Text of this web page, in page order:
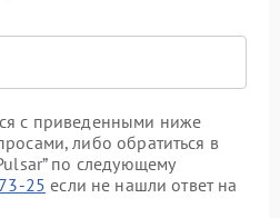
с приведенными ниже
либо обратиться в
по следующему
25 если не нашли ответ на